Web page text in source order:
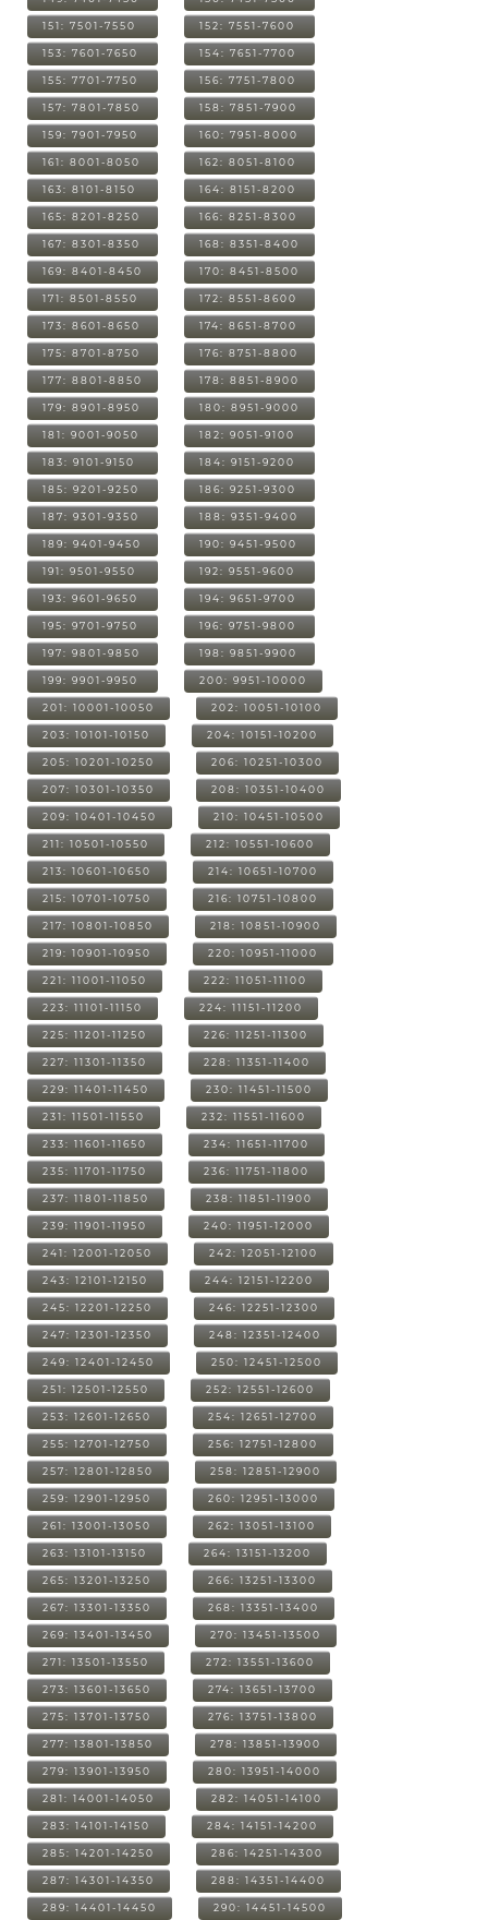
151: 7501-7550 152: 7551-7600
153: 7601-7650 154: 7651-7700
155: 7701-7750 156: 7751-7800
157: 7801-7850 158: 7851-7900
159: 7901-7950 160: 7951-8000
161: 8001-8050 162: 8051-8100
163: 8101-8150 164: 8151-8200
165: 8201-8250 166: 8251-8300
167: 8301-8350 168: 8351-8400
169: 8401-8450 170: 8451-8500
171: 8501-8550 172: 8551-8600
173: 8601-8650 174: 8651-8700
175: 8701-8750 176: 8751-8800
177: 8801-8850 178: 8851-8900
179: 8901-8950 180: 8951-9000
181: 9001-9050 182: 9051-9100
183: 9101-9150 184: 9151-9200
185: 9201-9250 186: 9251-9300
187: 9301-9350 188: 9351-9400
189: 9401-9450 190: 9451-9500
191: 9501-9550 192: 9551-9600
193: 9601-9650 194: 9651-9700
195: 9701-9750 196: 9751-9800
197: 9801-9850 198: 9851-9900
199: 9901-9950 200: 9951-10000
201: 10001-10050 202: 10051-10100
203: 10101-10150 204: 10151-10200
205: 10201-10250 206: 10251-10300
207: 10301-10350 208: 10351-10400
209: 10401-10450 210: 10451-10500
211: 10501-10550 212: 10551-10600
213: 10601-10650 214: 10651-10700
215: 10701-10750 216: 10751-10800
217: 10801-10850 218: 10851-10900
219: 10901-10950 220: 10951-11000
221: 11001-11050 222: 11051-11100
223: 11101-11150 224: 11151-11200
225: 11201-11250 226: 11251-11300
227: 11301-11350 228: 11351-11400
229: 11401-11450 230: 11451-11500
231: 11501-11550 232: 11551-11600
233: 11601-11650 234: 11651-11700
235: 11701-11750 236: 11751-11800
237: 11801-11850 238: 11851-11900
239: 11901-11950 240: 11951-12000
241: 12001-12050 242: 12051-12100
243: 12101-12150 244: 12151-12200
245: 12201-12250 246: 12251-12300
247: 12301-12350 248: 12351-12400
249: 12401-12450 250: 12451-12500
251: 12501-12550 252: 12551-12600
253: 12601-12650 254: 12651-12700
255: 12701-12750 256: 12751-12800
257: 12801-12850 258: 12851-12900
259: 12901-12950 260: 12951-13000
261: 13001-13050 262: 13051-13100
263: 13101-13150 264: 13151-13200
265: 13201-13250 266: 13251-13300
267: 13301-13350 268: 13351-13400
269: 13401-13450 270: 13451-13500
271: 13501-13550 272: 13551-13600
273: 13601-13650 274: 13651-13700
275: 13701-13750 276: 13751-13800
277: 13801-13850 278: 13851-13900
279: 13901-13950 280: 13951-14000
281: 14001-14050 282: 14051-14100
283: 14101-14150 284: 14151-14200
285: 14201-14250 286: 14251-14300
287: 14301-14350 288: 14351-14400
289: 14401-14450 290: 14451-14500